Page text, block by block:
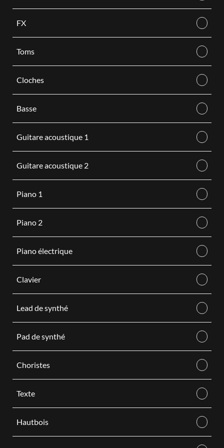
FX
Toms
Cloches
Basse
Guitare acoustique 1
Guitare acoustique 2
Piano 1
Piano 2
Piano électrique
Clavier
Lead de synthé
Pad de synthé
Choristes
Texte
Hautbois